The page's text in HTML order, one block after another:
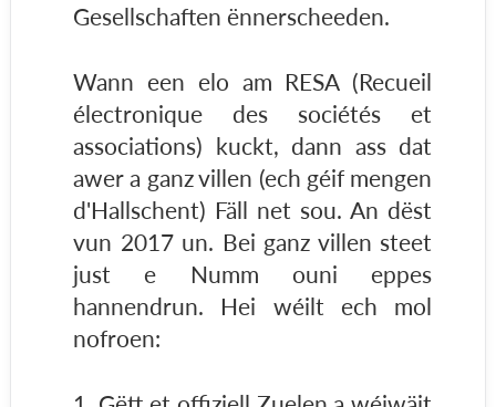
Gesellschaften ënnerscheeden.
Wann een elo am RESA (Recueil
électronique des sociétés et
associations) kuckt, dann ass dat
awer a ganz villen (ech géif mengen
d'Hallschent) Fäll net sou. An dëst
vun 2017 un. Bei ganz villen steet
just e Numm ouni eppes
hannendrun. Hei wéilt ech mol
nofroen: